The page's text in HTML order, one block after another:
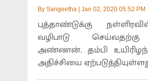
By Sangeetha Jan 02, 2020 05:52 PM
புத்தாண்டுக்கு
வழிபாடு
அண்ணன், தம்பி
அதிச்சியை